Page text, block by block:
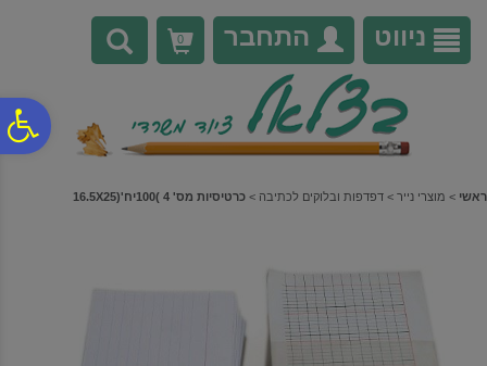
נגישות
אתר
המרכזי
ניווט התחבר 0
ראשי > מוצרי נייר > דפדפות ובלוקים לכתיבה > כרטיסיות מס' 4 )100יח'(16.5X25